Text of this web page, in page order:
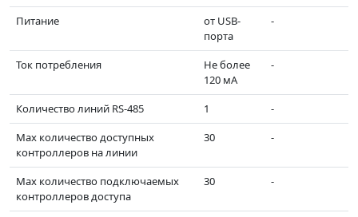
Питание
от USB-
порта
-
Ток потребления
Не более
120 мА
-
Количество линий RS-485 1
-
Мах количество доступных
контроллеров на линии
30 -
Max количество подключаемых
контроллеров доступа
30 -